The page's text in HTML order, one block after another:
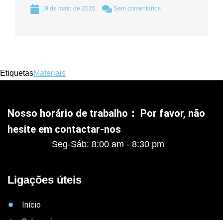
19 de maio de 2026 Sem comentários
EtiquetasMateriais
Nosso horário de trabalho： Por favor, não
hesite em contactar-nos
Seg-Sáb: 8:00 am - 8:30 pm
Ligações úteis
Início